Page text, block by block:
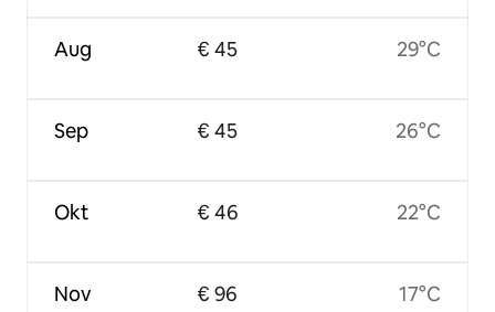
Aug
Sep
Okt
Nov
€ 45
€ 45
€ 46
€ 96
29°C
26°C
22°C
17°C